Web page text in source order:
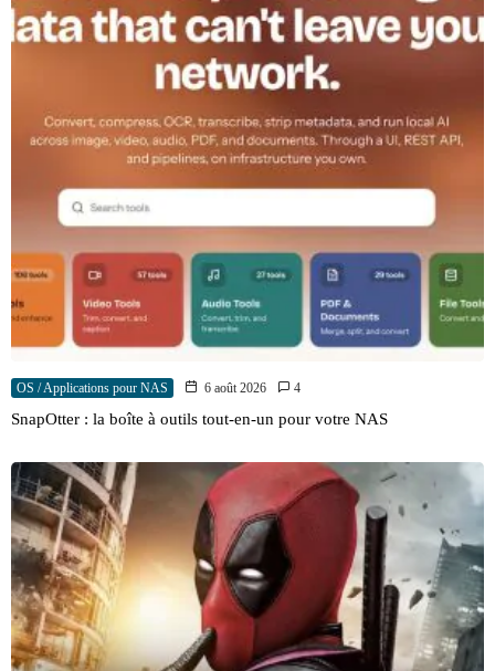
OS / Applications pour NAS 6 août 2026 4
SnapOtter : la boîte à outils tout-en-un pour votre NAS